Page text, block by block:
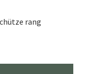
rang